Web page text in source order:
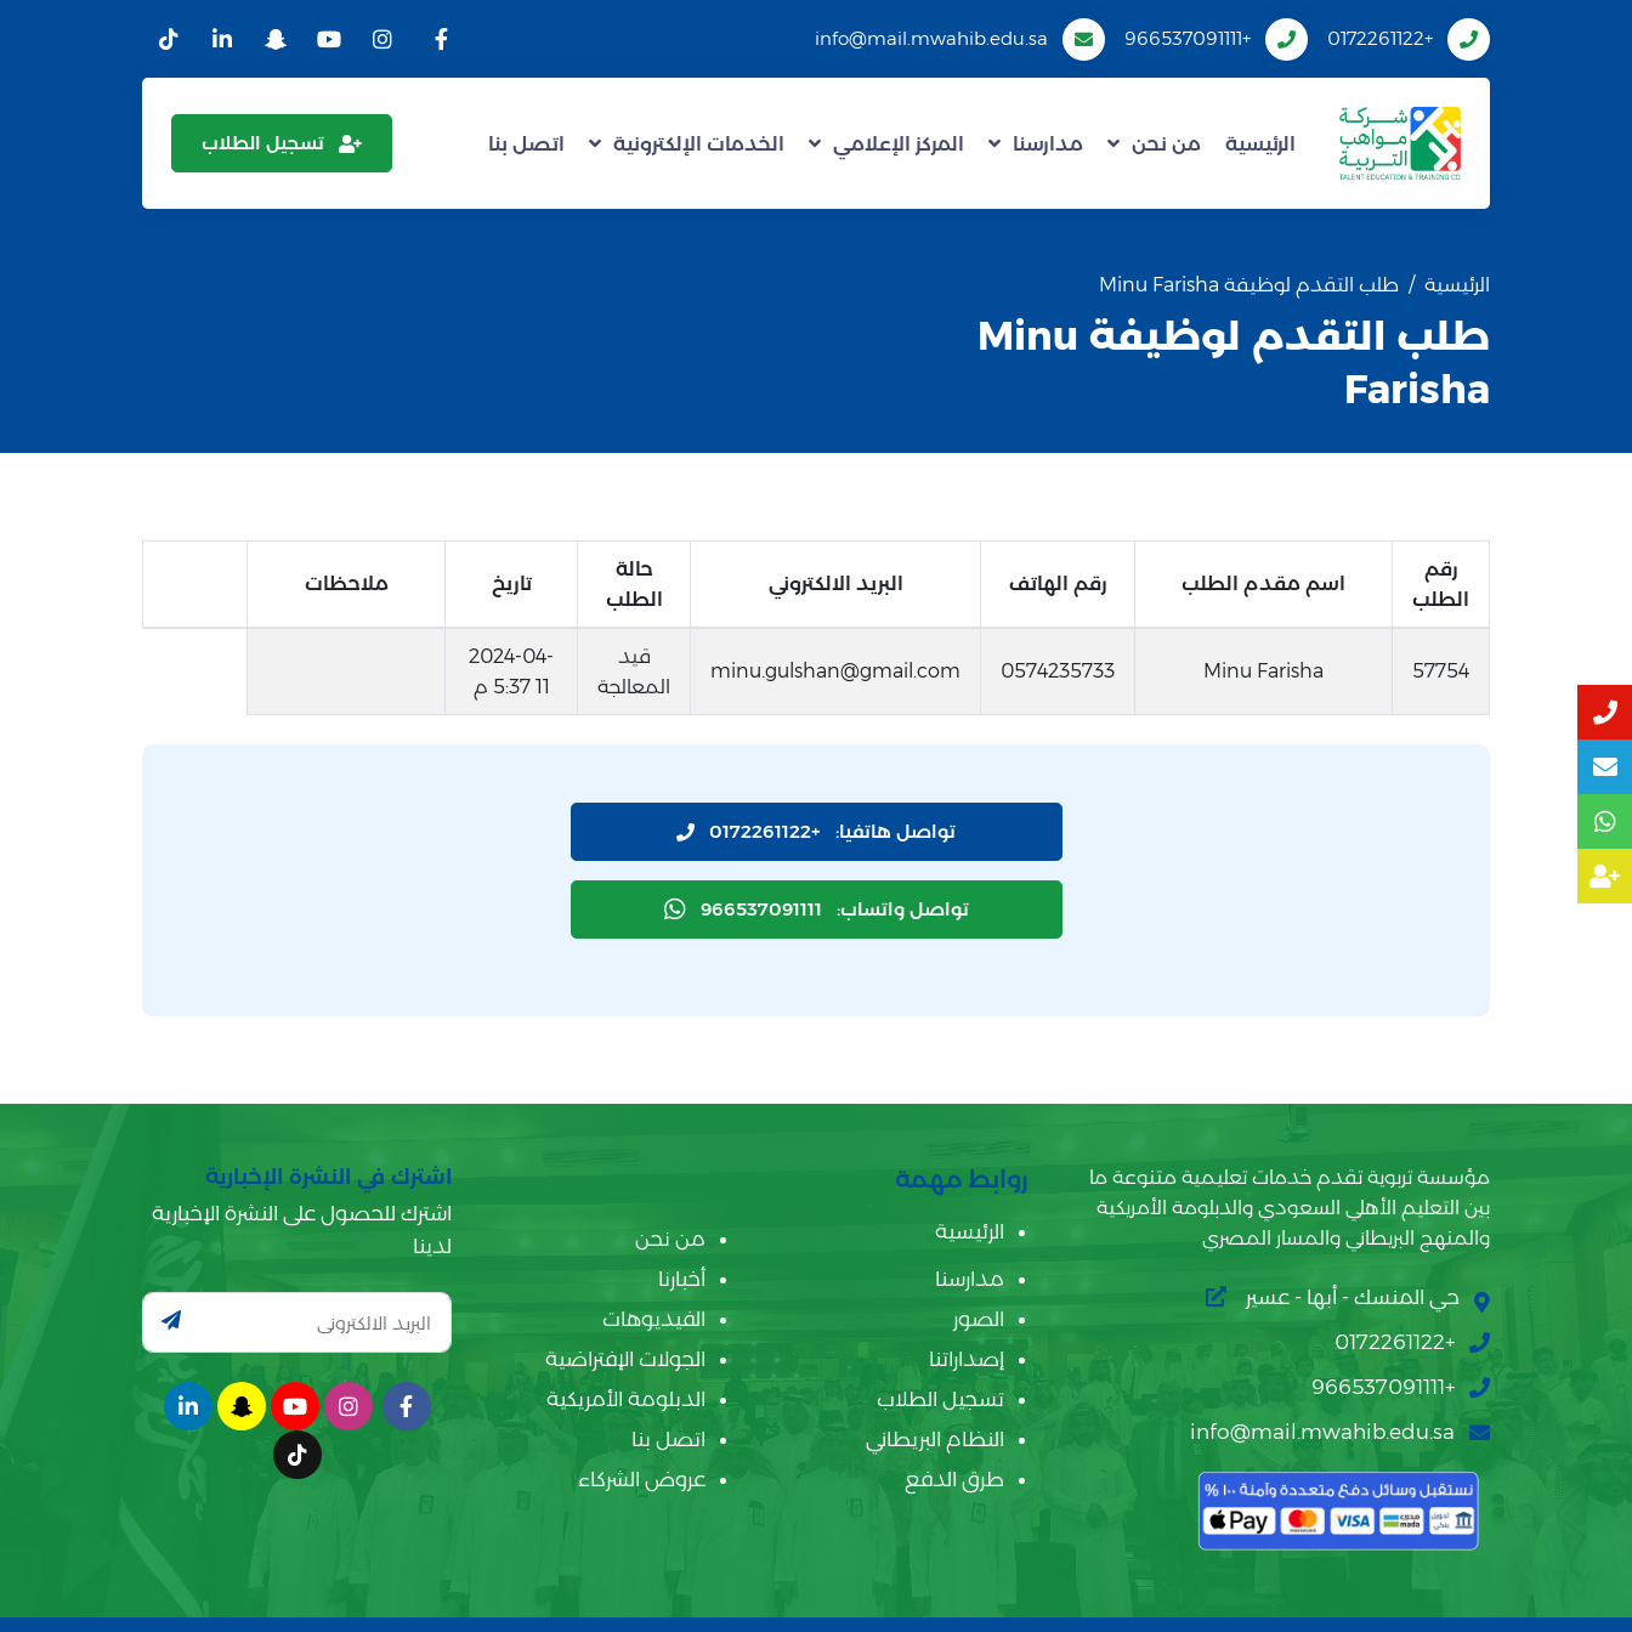
+0172261122
+966537091111
info@mail.mwahib.edu.sa
الرئيسية من نحن مدارسنا المركز الإعلامي الخدمات الإلكترونية اتصل بنا تسجيل الطلاب
الرئيسية طلب التقدم لوظيفة Minu Farisha
طلب التقدم لوظيفة Minu
Farisha
رقم
الطلب
اسم مقدم الطلب رقم الهاتف البريد الالكتروني
حالة
الطلب
تاريخ ملاحظات
57754
Minu Farisha
0574235733
minu.gulshan@gmail.com
قيد
المعالجة
2024-04-
11 5:37 م
تواصل هاتفيا: +0172261122
تواصل واتساب: 966537091111
مؤسسة تربوية تقدم خدمات تعليمية متنوعة ما
بين التعليم الأهلي السعودي والدبلومة الأمريكية
والمنهج البريطاني والمسار المصري
حي المنسك - أبها - عسير
+0172261122
+966537091111
info@mail.mwahib.edu.sa
روابط مهمة
الرئيسية
من نحن
مدارسنا
أخبارنا
الصور
الفيديوهات
إصداراتنا
الجولات الإفتراضية
تسجيل الطلاب
الدبلومة الأمريكية
النظام البريطاني
اتصل بنا
طرق الدفع
عروض الشركاء
اشترك في النشرة الإخبارية
اشترك للحصول على النشرة الإخبارية
لدينا